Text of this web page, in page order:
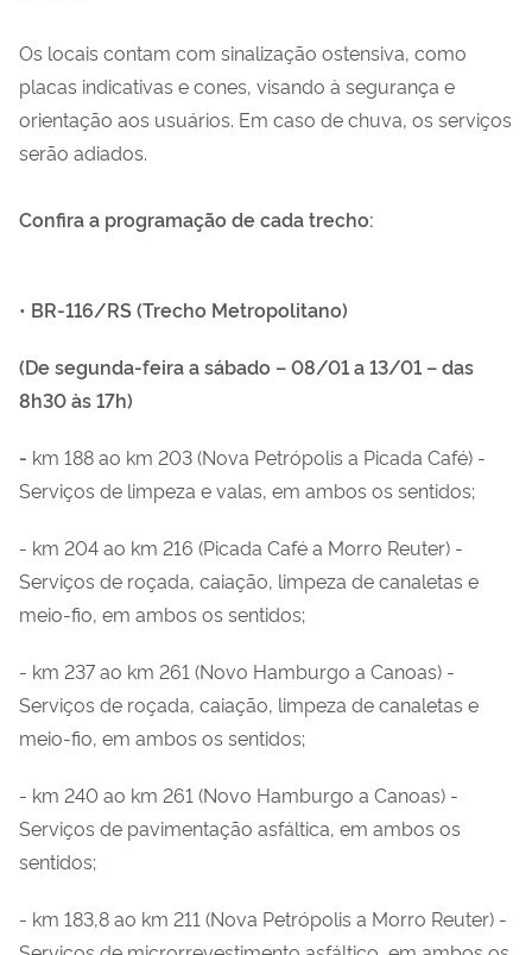
Os locais contam com sinalização ostensiva, como
placas indicativas e cones, visando à segurança e
orientação aos usuários. Em caso de chuva, os serviços
serão adiados.
Confira a programação de cada trecho:
• BR-116/RS (Trecho Metropolitano)
(De segunda-feira a sábado – 08/01 a 13/01 – das
8h30 às 17h)
- km 188 ao km 203 (Nova Petrópolis a Picada Café) -
Serviços de limpeza e valas, em ambos os sentidos;
- km 204 ao km 216 (Picada Café a Morro Reuter) -
Serviços de roçada, caiação, limpeza de canaletas e
meio-fio, em ambos os sentidos;
- km 237 ao km 261 (Novo Hamburgo a Canoas) -
Serviços de roçada, caiação, limpeza de canaletas e
meio-fio, em ambos os sentidos;
- km 240 ao km 261 (Novo Hamburgo a Canoas) -
Serviços de pavimentação asfáltica, em ambos os
sentidos;
- km 183,8 ao km 211 (Nova Petrópolis a Morro Reuter) -